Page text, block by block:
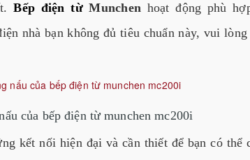
Bếp điện từMunchen hoạt động phù
nhà bạn không đủ tiêu chuẩn này, vui
của bếp điện từ munchen mc200i
kết nối hiện đại và cần thiết để bạn có thể